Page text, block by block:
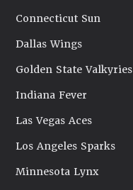
Connecticut Sun
Dallas Wings
Golden State Valkyries
Indiana Fever
Las Vegas Aces
Los Angeles Sparks
Minnesota Lynx